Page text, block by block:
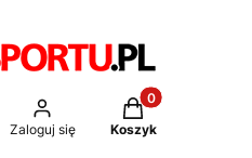
wyszukiwarkę
Zaloguj się
Produkty w
Koszyk